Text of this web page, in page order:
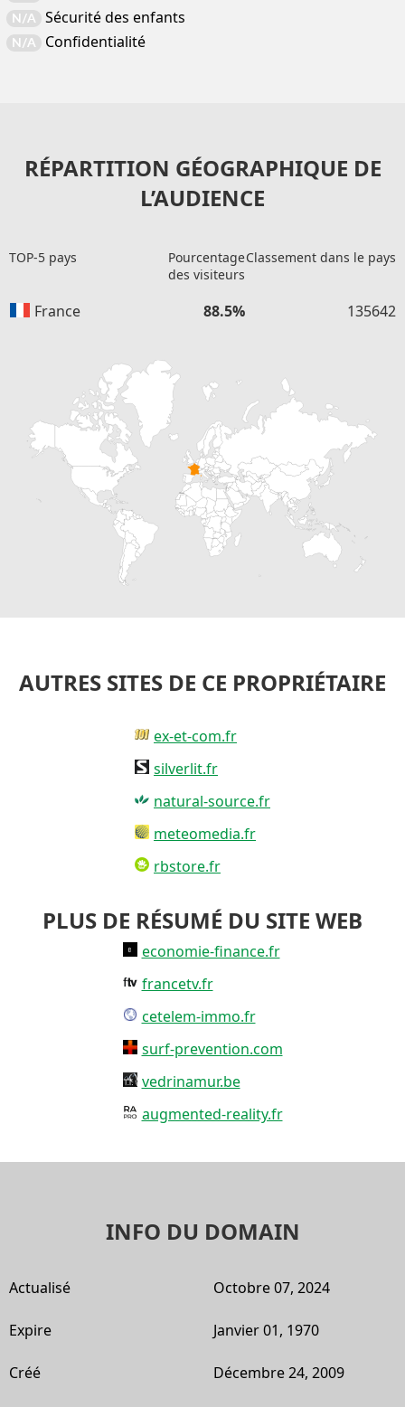
N/A Sécurité des enfants
N/A Confidentialité
RÉPARTITION GÉOGRAPHIQUE DE
L’AUDIENCE
TOP-5 pays
Pourcentage
des visiteurs
Classement dans le pays
France 88.5% 135642
AUTRES SITES DE CE PROPRIÉTAIRE
ex-et-com.fr
silverlit.fr
natural-source.fr
meteomedia.fr
rbstore.fr
PLUS DE RÉSUMÉ DU SITE WEB
economie-finance.fr
francetv.fr
cetelem-immo.fr
surf-prevention.com
vedrinamur.be
augmented-reality.fr
INFO DU DOMAIN
Actualisé Octobre 07, 2024
Expire Janvier 01, 1970
Créé Décembre 24, 2009